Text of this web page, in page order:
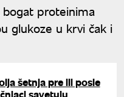
proteinima
glukoze u krvi čak i
šetnja pre ili posle
savetuju